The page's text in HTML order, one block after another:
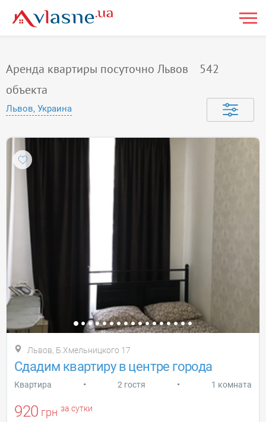
Аренда квартиры посуточно Львов
542
объекта
Львов, Украина
Львов, Б.Хмельницкого 17
Сдадим квартиру в центре города
Квартира • 2 гостя • 1 комната
920 грн за сутки